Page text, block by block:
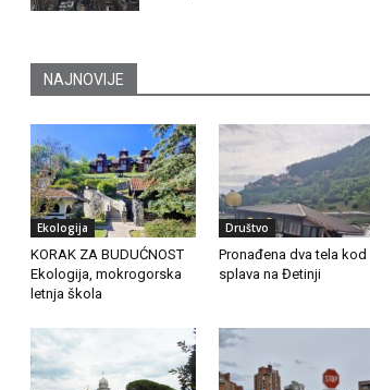
NAJNOVIJE
Ekologija
KORAK ZA BUDUĆNOST
Ekologija, mokrogorska
letnja škola
Društvo
Pronađena dva tela kod
splava na Đetinji